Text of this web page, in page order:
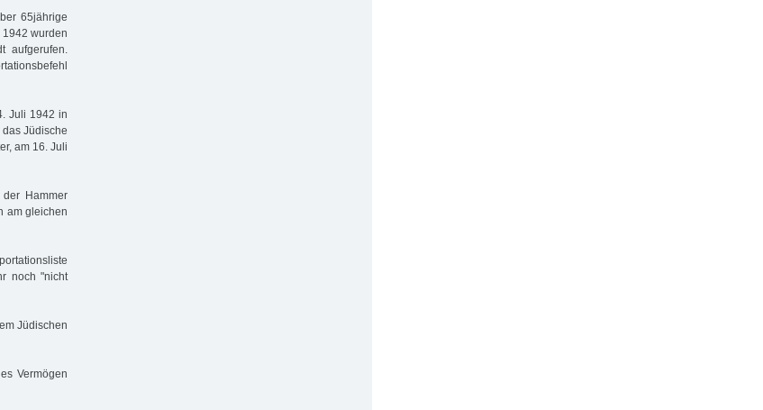
65jährige
wurden
aufgerufen.
Juli 1942 in
Jüdische
am 16. Juli
Hammer
am gleichen
noch "nicht
Jüdischen
Vermögen